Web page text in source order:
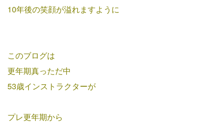
10年後の笑顔が溢れますように
このブログは
更年期真っただ中
53歳インストラクターが
プレ更年期から